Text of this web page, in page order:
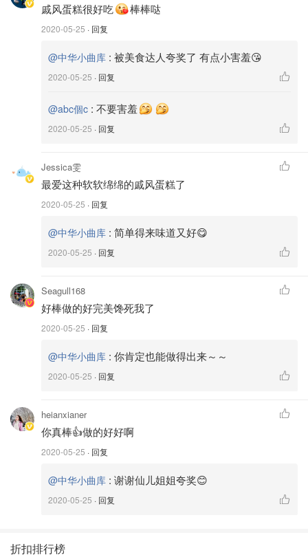
先把橙子榨汁备用，这次用的橙子有点大所以我们只用了半
颗😆橙子皮也要洗干净，磨碎成粉一起加进去。
step2⃣️
戚风蛋糕很好吃 棒棒哒
2020-05-25 · 回复
@中华小曲库 : 被美食达人夸奖了 有点小害羞😘
2020-05-25 · 回复
@abc個c : 不要害羞
2020-05-25 · 回复
Jessica雯
最爱这种软软绵绵的戚风蛋糕了
2020-05-25 · 回复
@中华小曲库 : 简单得来味道又好😋
2020-05-25 · 回复
Seagull168
好棒做的好完美馋死我了
2020-05-25 · 回复
@中华小曲库 : 你肯定也能做得出来～～
2020-05-25 · 回复
heianxianer
你真棒👍做的好好啊
2020-05-25 · 回复
@中华小曲库 : 谢谢仙儿姐姐夸奖😊
2020-05-25 · 回复
折扣排行榜